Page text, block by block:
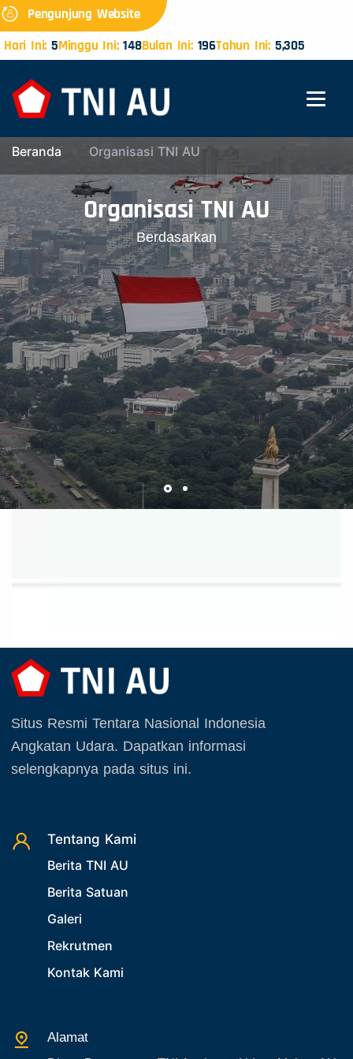
Pengunjung Website
Hari Ini: 5Minggu Ini:148Bulan Ini:196Tahun Ini: 5,305
Beranda Organisasi TNI AU
Organisasi TNI AU
Berdasarkan
Situs Resmi Tentara Nasional Indonesia
Angkatan Udara. Dapatkan informasi
selengkapnya pada situs ini.
Tentang Kami
Berita TNI AU
Berita Satuan
Galeri
Rekrutmen
Kontak Kami
Alamat